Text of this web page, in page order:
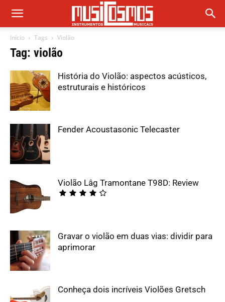
Início Tags Violão
Tag: violão
História do Violão: aspectos acústicos,
estruturais e históricos
Fender Acoustasonic Telecaster
Violão Lâg Tramontane T98D: Review
Gravar o violão em duas vias: dividir para
aprimorar
Conheça dois incríveis Violões Gretsch